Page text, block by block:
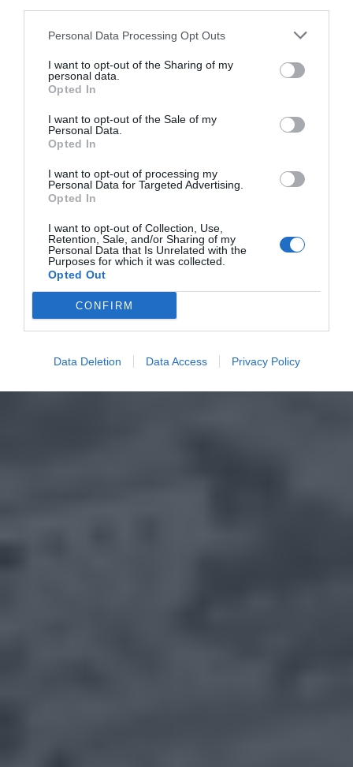
Personal Data Processing Opt Outs
I want to opt-out of the Sharing of my
personal data.
Opted In
I want to opt-out of the Sale of my
Personal Data.
Opted In
I want to opt-out of processing my
Personal Data for Targeted Advertising.
Opted In
I want to opt-out of Collection, Use,
Retention, Sale, and/or Sharing of my
Personal Data that Is Unrelated with the
Purposes for which it was collected.
Opted Out
CONFIRM
Data Deletion Data Access Privacy Policy